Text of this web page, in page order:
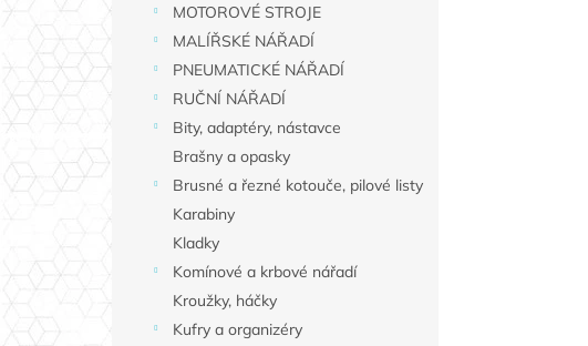
MOTOROVÉ STROJE
MALÍŘSKÉ NÁŘADÍ
PNEUMATICKÉ NÁŘADÍ
RUČNÍ NÁŘADÍ
Bity, adaptéry, nástavce
Brašny a opasky
Brusné a řezné kotouče, pilové listy
Karabiny
Kladky
Komínové a krbové nářadí
Kroužky, háčky
Kufry a organizéry